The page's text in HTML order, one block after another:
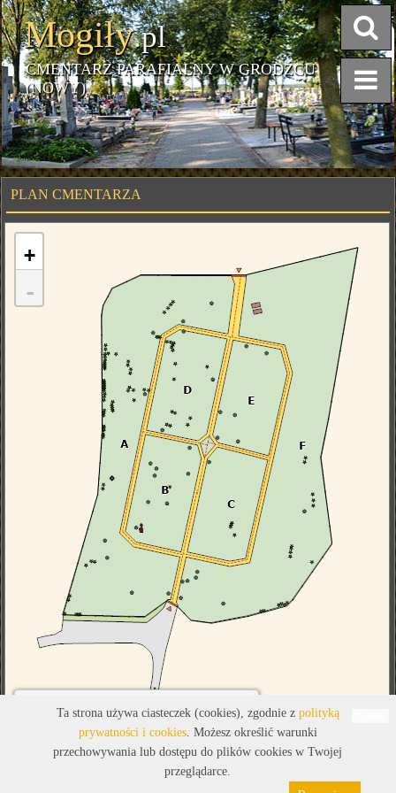
Mogiły.pl
CMENTARZ PARAFIALNY W GRODŹCU
(NOWY)
PLAN CMENTARZA
+
-
Ta strona używa ciasteczek (cookies), zgodnie z polityką
prywatności i cookies. Możesz określić warunki
przechowywania lub dostępu do plików cookies w Twojej
przeglądarce.